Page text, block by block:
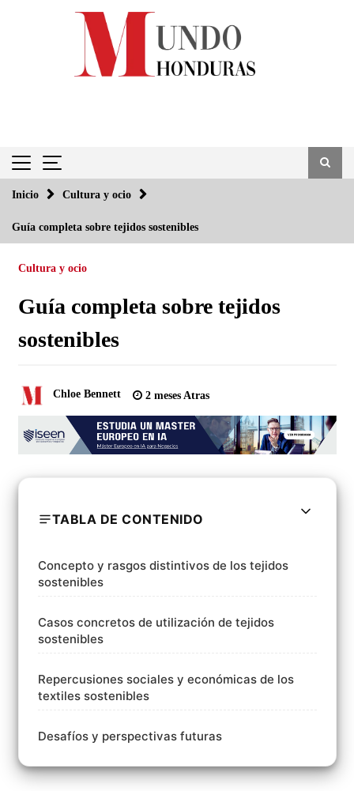
Inicio Cultura y ocio
Guía completa sobre tejidos sostenibles
Cultura y ocio
Guía completa sobre tejidos
sostenibles
Chloe Bennett 2 meses Atras
TABLA DE CONTENIDO
Concepto y rasgos distintivos de los tejidos
sostenibles
Casos concretos de utilización de tejidos
sostenibles
Repercusiones sociales y económicas de los
textiles sostenibles
Desafíos y perspectivas futuras